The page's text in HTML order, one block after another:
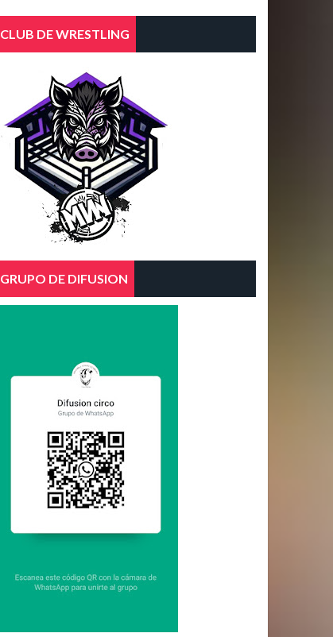
CLUB DE WRESTLING
GRUPO DE DIFUSION